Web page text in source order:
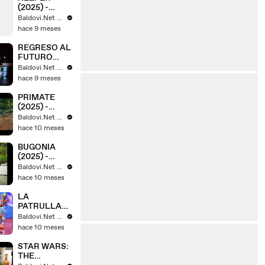
(2025) -
Tráiler #2
Español [HD]
Baldovi.Net - Tráilers y spots en español
hace 9 meses
REGRESO AL
FUTURO
(1985) -
REESTRENO
Tráiler
Español [HD]
🎞️🇪🇸
Baldovi.Net - Tráilers y spots en español
hace 9 meses
PRIMATE
(2025) -
Tráiler
Español [HD]
Baldovi.Net - Tráilers y spots en español
hace 10 meses
BUGONIA
(2025) -
Tráiler #2
Español [HD]
Baldovi.Net - Tráilers y spots en español
hace 10 meses
LA
PATRULLA
CANINA EN
NAVIDAD
Tráiler
Español [HD]
Baldovi.Net - Tráilers y spots en español
hace 10 meses
STAR WARS:
THE